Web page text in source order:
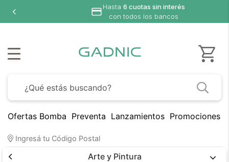
Ofertas Bomba Preventa Lanzamientos Promociones
Ingresá tu Código Postal
Arte y Pintura